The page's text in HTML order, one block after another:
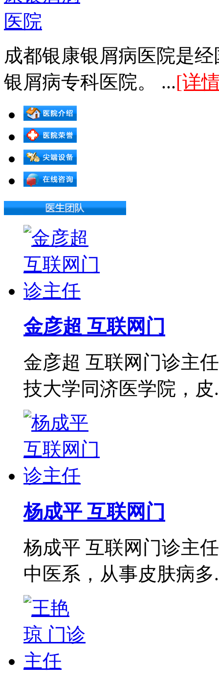
成都银康银屑病医院是
银屑病专科医院。 ...[详
金彦超 互联网门
金彦超 互联网门诊主
技大学同济医学院，皮
杨成平 互联网门
杨成平 互联网门诊主
中医系，从事皮肤病多